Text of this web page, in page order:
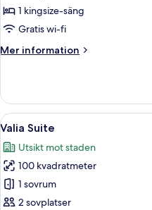
1 kingsize-säng
Gratis wi-fi
Mer information
Mer
Suite
Öppna
alla
foton
för
Valia
Suite
10
Valia Suite
Utsikt mot staden
100 kvadratmeter
1 sovrum
2 sovplatser